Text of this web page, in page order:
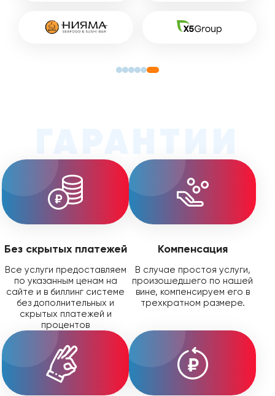
Без скрытых платежей
Все услуги предоставляем
по указанным ценам на
сайте и в биллинг системе
без дополнительных и
скрытых платежей и
процентов
Компенсация
В случае простоя услуги,
произошедшего по нашей
вине, компенсируем его в
трехкратном размере.